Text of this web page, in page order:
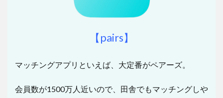
【pairs】
マッチングアプリといえば、大定番がペアーズ。
会員数が1500万人近いので、田舎でもマッチングしや